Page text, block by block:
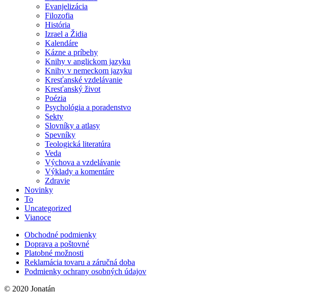
Evanjelizácia
Filozofia
História
Izrael a Židia
Kalendáre
Kázne a príbehy
Knihy v anglickom jazyku
Knihy v nemeckom jazyku
Kresťanské vzdelávanie
Kresťanský život
Poézia
Psychológia a poradenstvo
Sekty
Slovníky a atlasy
Spevníky
Teologická literatúra
Veda
Výchova a vzdelávanie
Výklady a komentáre
Zdravie
Novinky
To
Uncategorized
Vianoce
Obchodné podmienky
Doprava a poštovné
Platobné možnosti
Reklamácia tovaru a záručná doba
Podmienky ochrany osobných údajov
© 2020 Jonatán